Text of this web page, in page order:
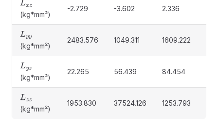
Lxz
(kg*mm²)
-2.729 -3.602 2.336
Lyy
(kg*mm²)
2483.576 1049.311 1609.222
Lyz
(kg*mm²)
22.265 56.439 84.454
Lzz
(kg*mm²)
1953.830 37524.126 1253.793